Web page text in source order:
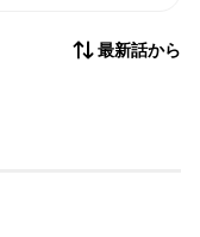
最新話から